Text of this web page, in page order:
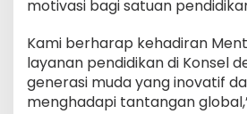
motivasi bagi satuan
Kami berharap kehadiran
layanan pendidikan di Konsel
generasi muda yang inovatif
menghadapi tantangan